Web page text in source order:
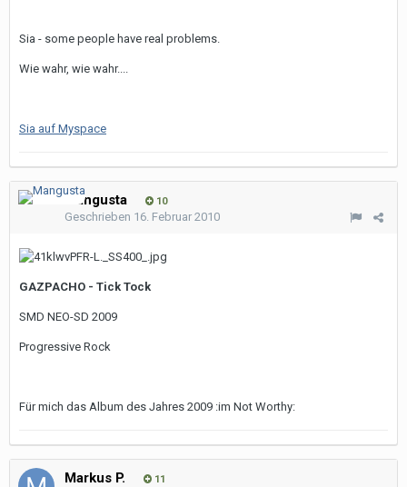
Sia - some people have real problems.
Wie wahr, wie wahr....
Sia auf Myspace
Mangusta 10
Geschrieben 16. Februar 2010
GAZPACHO - Tick Tock
SMD NEO-SD 2009
Progressive Rock
Für mich das Album des Jahres 2009 :im Not Worthy:
Markus P. 11